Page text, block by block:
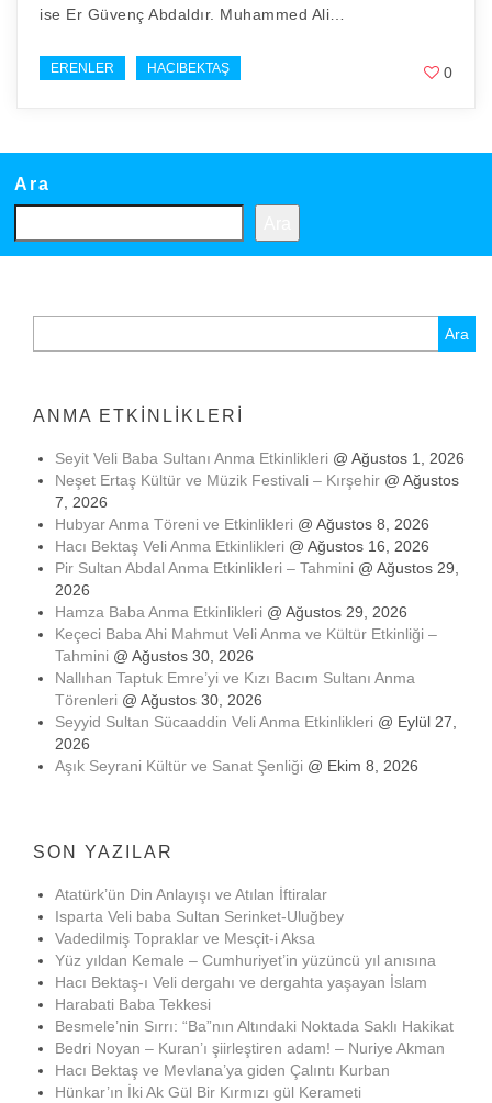
ise Er Güvenç Abdaldır. Muhammed Ali…
ERENLER HACIBEKTAŞ 0
Ara
ANMA ETKINLIKLERI
Seyit Veli Baba Sultanı Anma Etkinlikleri @ Ağustos 1, 2026
Neşet Ertaş Kültür ve Müzik Festivali – Kırşehir @ Ağustos
7, 2026
Hubyar Anma Töreni ve Etkinlikleri @ Ağustos 8, 2026
Hacı Bektaş Veli Anma Etkinlikleri @ Ağustos 16, 2026
Pir Sultan Abdal Anma Etkinlikleri – Tahmini @ Ağustos 29,
2026
Hamza Baba Anma Etkinlikleri @ Ağustos 29, 2026
Keçeci Baba Ahi Mahmut Veli Anma ve Kültür Etkinliği –
Tahmini @ Ağustos 30, 2026
Nallıhan Taptuk Emre’yi ve Kızı Bacım Sultanı Anma
Törenleri @ Ağustos 30, 2026
Seyyid Sultan Sücaaddin Veli Anma Etkinlikleri @ Eylül 27,
2026
Aşık Seyrani Kültür ve Sanat Şenliği @ Ekim 8, 2026
SON YAZILAR
Atatürk’ün Din Anlayışı ve Atılan İftiralar
Isparta Veli baba Sultan Serinket-Uluğbey
Vadedilmiş Topraklar ve Mesçit-i Aksa
Yüz yıldan Kemale – Cumhuriyet’in yüzüncü yıl anısına
Hacı Bektaş-ı Veli dergahı ve dergahta yaşayan İslam
Harabati Baba Tekkesi
Besmele’nin Sırrı: “Ba”nın Altındaki Noktada Saklı Hakikat
Bedri Noyan – Kuran’ı şiirleştiren adam! – Nuriye Akman
Hacı Bektaş ve Mevlana’ya giden Çalıntı Kurban
Hünkar’ın İki Ak Gül Bir Kırmızı gül Kerameti